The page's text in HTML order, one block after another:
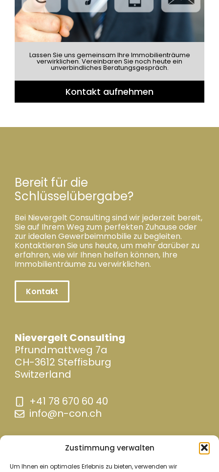
Zustimmung verwalten
Um Ihnen ein optimales Erlebnis zu bieten, verwenden wir
Lassen Sie uns gemeinsam Ihre Immobilienträume
verwirklichen. Vereinbaren Sie noch heute ein
unverbindliches Beratungsgespräch.
Kontakt aufnehmen
Bereit für die
Schlüsselübergabe?
Bei Nievergelt Consulting sind wir jederzeit bereit,
Sie auf Ihrem Weg zum perfekten Zuhause oder
zur idealen Gewerbeimmobilie zu begleiten.
Kontaktieren Sie uns heute, um mehr darüber zu
erfahren, wie wir Ihnen helfen können, Ihre
Immobilienträume zu verwirklichen.
Kontakt
Nievergelt Consulting
Pfrundmattweg 7a
CH-3612 Steffisburg
Switzerland
+41 78 670 60 40
info@n-con.ch